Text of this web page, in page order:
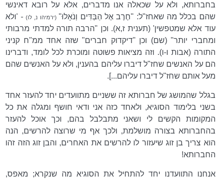
בחברותא, ולא על שכאלה אנו מדברים, אלא על רובא דאינשי
שהם בכלל מה שאחז"ל: "חֶרֶב אֶל הַבַּדִּים וְנֹאָלוּ" (ירמיהו נ, לו) - 'ולא
עוד אלא שמטפשין' (תענית ז,א). וכן "הרבה תורה למדתי מרבותי
ומחברי יותר" (שם) וכן "דיקדוק חברים" שזה אחד ממ"ח קניני
התורה (אבות ו-ו). וזה מציאות פשוטה ומוכרת לכל לומד, ודברינו
הם על האנשים שחז"ל דיברו עליהם בהענין, ולא על האנשים שהם
מעל אותם שחז"ל דיברו עליהם...].
בגלל שהמושג של חברותא זה ששניים מתוועדים יחד להעזר אחד
בשני בלימוד הסוגיא, ולאחד כזה אני ודאי חושף ומגלה את כל
המקומות הקשים לי ושאני מתבלבל בהם, וכך אוכל להעזר
בהחברותא בצורה מושלמת, ולכך אף מי שרוצה להרשים, הנה
הוא צריך בן זוג שיעזור לו להרשים את האחרים, והבן זוג הזה זהו
החברותא!
אנחנו התוועדנו יחד להתחיל את הסוגיא מה שנקרא; מאפס,